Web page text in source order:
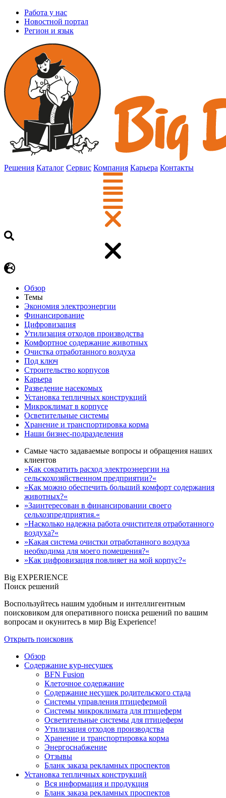
Работа у нас
Новостной портал
Регион и язык
Решения Каталог Сервис Компания Карьера Контакты
Обзор
Темы
Экономия электроэнергии
Финансирование
Цифровизация
Утилизация отходов производства
Комфортное содержание животных
Очистка отработанного воздуха
Под ключ
Строительство корпусов
Карьера
Разведение насекомых
Установка тепличных конструкций
Микроклимат в корпусе
Осветительные системы
Хранение и транспортировка корма
Наши бизнес-подразделения
Самые часто задаваемые вопросы и обращения наших
клиентов
»Как сократить расход электроэнергии на
сельскохозяйственном предприятии?«
»Как можно обеспечить больший комфорт содержания
животных?«
»Заинтересован в финансировании своего
сельхозпредприятия.«
»Насколько надежна работа очистителя отработанного
воздуха?«
»Какая система очистки отработанного воздуха
необходима для моего помещения?«
»Как цифровизация повлияет на мой корпус?«
Big EXPERIENCE
Поиск решений
Воспользуйтесь нашим удобным и интеллигентным
поисковиком для оперативного поиска решений по вашим
вопросам и окунитесь в мир Big Experience!
Открыть поисковик
Обзор
Содержание кур-несушек
BFN Fusion
Клеточное содержание
Содержание несушек родительского стада
Системы управления птицефермой
Системы микроклимата для птицеферм
Осветительные системы для птицеферм
Утилизация отходов производства
Хранение и транспортировка корма
Энергоснабжение
Отзывы
Бланк заказа рекламных проспектов
Установка тепличных конструкций
Вся информация и продукция
Бланк заказа рекламных проспектов